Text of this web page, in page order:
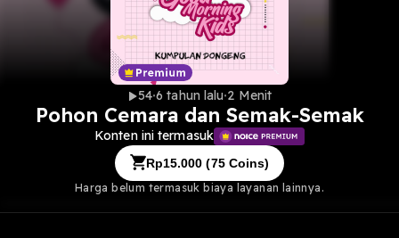
54 6 tahun lalu 2 Menit
Pohon Cemara dan Semak-Semak
Konten ini termasuk
Rp15.000 (75Coins)
Harga belum termasuk biaya layanan lainnya.